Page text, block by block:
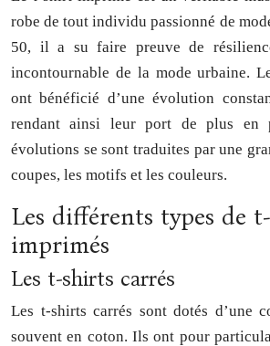
robe de tout individu passionné de
50, il a su faire preuve de
incontournable de la mode urbaine.
ont bénéficié d’une évolution
rendant ainsi leur port de plus en
évolutions se sont traduites par une
coupes, les motifs et les couleurs.
Les différents types de
imprimés
Les t-shirts carrés
Les t-shirts carrés sont dotés d’une
souvent en coton. Ils ont pour